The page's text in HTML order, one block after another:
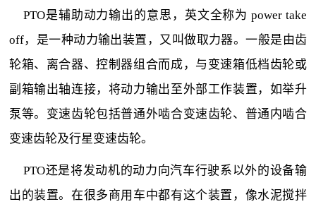
PTO是辅助动力输出的意思，英文全称为 power take
off，是一种动力输出装置，又叫做取力器。一般是由齿
轮箱、离合器、控制器组合而成，与变速箱低档齿轮或
副箱输出轴连接，将动力输出至外部工作装置，如举升
泵等。变速齿轮包括普通外啮合变速齿轮、普通内啮合
变速齿轮及行星变速齿轮。
PTO还是将发动机的动力向汽车行驶系以外的设备输
出的装置。在很多商用车中都有这个装置，像水泥搅拌